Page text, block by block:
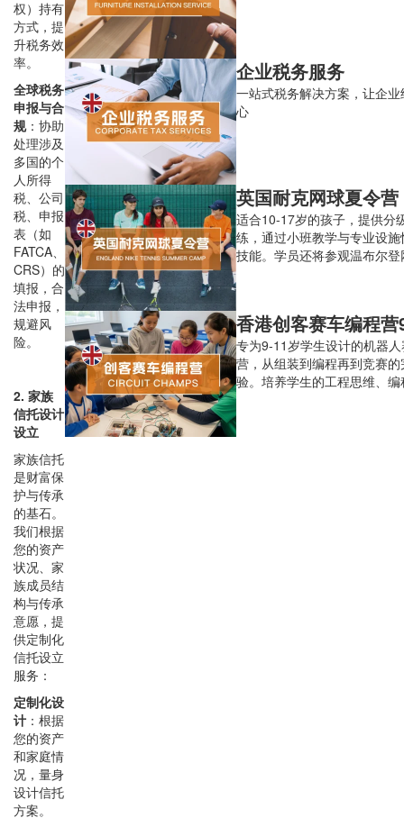
权）持有
方式，提
升税务效
率。
全球税务
申报与合
规：协助
处理涉及
多国的个
人所得
税、公司
税、申报
表（如
FATCA、
CRS）的
填报，合
法申报，
规避风
险。
2. 家族
信托设计
设立
家族信托
是财富保
护与传承
的基石。
我们根据
您的资产
状况、家
族成员结
构与传承
意愿，提
供定制化
信托设立
服务：
定制化设
计 ：根据
您的资产
和家庭情
况，量身
设计信托
方案。
企业税务服务
一站式税务解决方案，让企
心
英国耐克网球夏令营
适合10-17岁的孩子，提供分
练，通过小班教学与专业设
技能。学员还将参观温布尔
香港创客赛车编程
专为9-11岁学生设计的机器
营，从组装到编程再到竞赛
验。培养学生的工程思维、